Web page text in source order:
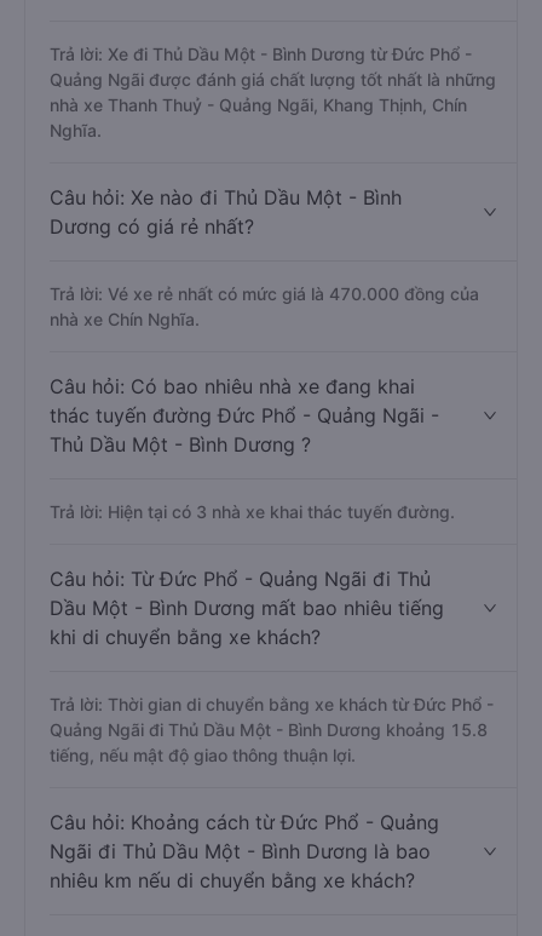
Trả lời: Xe đi Thủ Dầu Một - Bình Dương từ Đức Phổ -
Quảng Ngãi được đánh giá chất lượng tốt nhất là những
nhà xe Thanh Thuỷ - Quảng Ngãi, Khang Thịnh, Chín
Nghĩa.
Câu hỏi: Xe nào đi Thủ Dầu Một - Bình
Dương có giá rẻ nhất?
Trả lời: Vé xe rẻ nhất có mức giá là 470.000 đồng của
nhà xe Chín Nghĩa.
Câu hỏi: Có bao nhiêu nhà xe đang khai
thác tuyến đường Đức Phổ - Quảng Ngãi -
Thủ Dầu Một - Bình Dương ?
Trả lời: Hiện tại có 3 nhà xe khai thác tuyến đường.
Câu hỏi: Từ Đức Phổ - Quảng Ngãi đi Thủ
Dầu Một - Bình Dương mất bao nhiêu tiếng
khi di chuyển bằng xe khách?
Trả lời: Thời gian di chuyển bằng xe khách từ Đức Phổ -
Quảng Ngãi đi Thủ Dầu Một - Bình Dương khoảng 15.8
tiếng, nếu mật độ giao thông thuận lợi.
Câu hỏi: Khoảng cách từ Đức Phổ - Quảng
Ngãi đi Thủ Dầu Một - Bình Dương là bao
nhiêu km nếu di chuyển bằng xe khách?